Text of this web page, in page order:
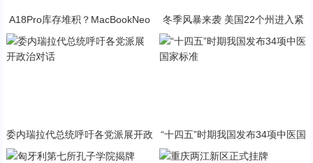
A18Pro库存堆积？MacBookNeo
与PP终极火焰狂潮意外同框
冬季风暴来袭 美国22个州进入紧
急状态
委内瑞拉代总统呼吁各党派展开政
“十四五”时期我国发布34项中医国